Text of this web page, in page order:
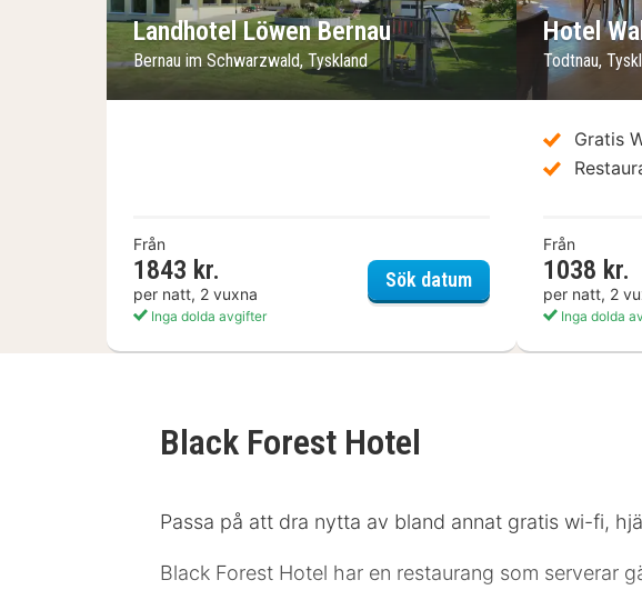
Landhotel Löwen Bernau
Bernau im Schwarzwald, Tyskland
Från
1843 kr.
per natt, 2 vuxna
Inga dolda avgifter
Sök datumLandhotel Löwen
Hotel
Todtnau,
Gratis
Från
1038 kr.
per natt, 2
Inga dolda
Black Forest Hotel
Passa på att dra nytta av bland annat gratis wi-fi,
Black Forest Hotel har en restaurang som serverar